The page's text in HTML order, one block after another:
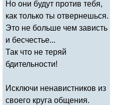
Но они будут против тебя,
как только ты отвернешься.
Это не больше чем зависть
и бесчестье...
Так что не теряй
бдительности!
Исключи ненавистников из
своего круга общения.